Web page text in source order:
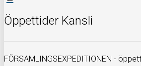
Öppettider Kansli
FÖRSAMLINGSEXPEDITIONEN -